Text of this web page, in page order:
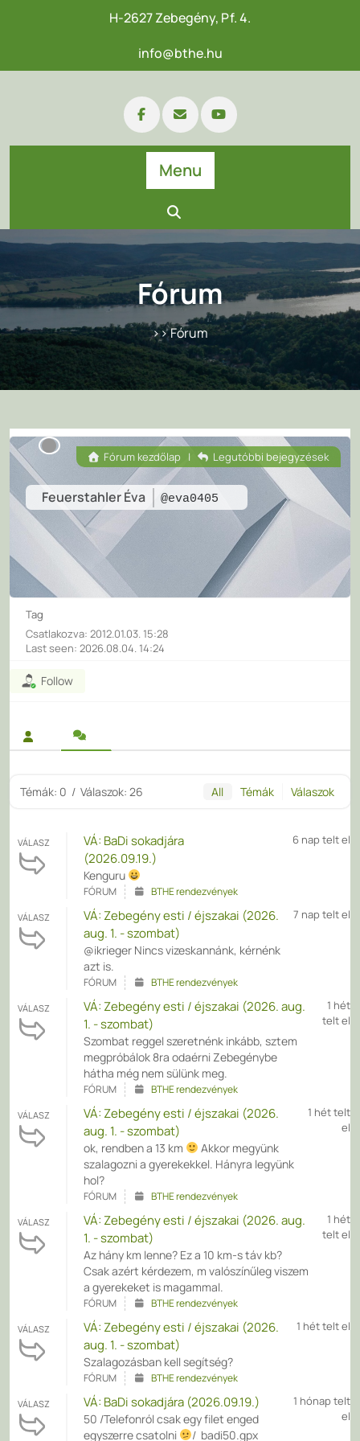
H-2627 Zebegény, Pf. 4.
info@bthe.hu
Menu
Fórum
>> Fórum
Feuerstahler Éva @eva0405
Fórum kezdőlap| Legutóbbi bejegyzések
Tag
Csatlakozva: 2012.01.03. 15:28
Last seen: 2026.08.04. 14:24
Follow
Témák: 0 / Válaszok: 26 All Témák Válaszok
VÁLASZ
VÁ: BaDi sokadjára
(2026.09.19.)
Kenguru
6 nap telt el
FÓRUM BTHE rendezvények
VÁLASZ
VÁ: Zebegény esti / éjszakai (2026.
aug. 1. - szombat)
@ikrieger Nincs vizeskannánk, kérnénk
azt is.
7 nap telt el
FÓRUM BTHE rendezvények
VÁLASZ
VÁ: Zebegény esti / éjszakai (2026. aug.
1. - szombat)
Szombat reggel szeretnénk inkább, sztem
megpróbálok 8ra odaérni Zebegénybe
hátha még nem sülünk meg.
1 hét
telt el
FÓRUM BTHE rendezvények
VÁLASZ
VÁ: Zebegény esti / éjszakai (2026.
aug. 1. - szombat)
ok, rendben a 13 km
Akkor megyünk
szalagozni a gyerekekkel. Hányra legyünk
hol?
1 hét telt
el
FÓRUM BTHE rendezvények
VÁLASZ
VÁ: Zebegény esti / éjszakai (2026. aug.
1. - szombat)
Az hány km lenne? Ez a 10 km-s táv kb?
Csak azért kérdezem, m valószínűleg viszem
a gyerekeket is magammal.
1 hét
telt el
FÓRUM BTHE rendezvények
VÁLASZ
VÁ: Zebegény esti / éjszakai (2026.
aug. 1. - szombat)
Szalagozásban kell segítség?
1 hét telt el
FÓRUM BTHE rendezvények
VÁLASZ VÁ: BaDi sokadjára (2026.09.19.)
50 /Telefonról csak egy filet enged
egyszerre csatolni
/ badi50.gpx
1 hónap telt
el